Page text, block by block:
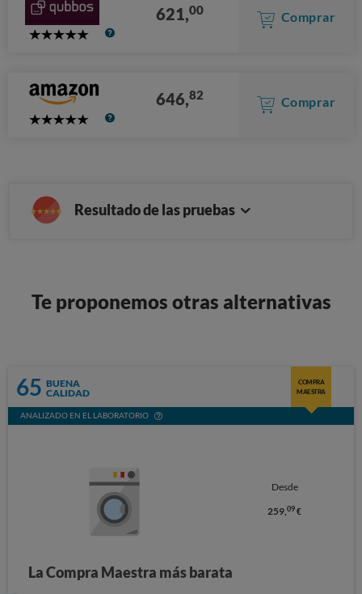
5
621,00 Comprar
5
646,82 Comprar
Resultado de las pruebas
Te proponemos otras alternativas
65 BUENA
CALIDAD
COMPRA
MAESTRA
ANALIZADO EN EL LABORATORIO
Desde
259,09 €
La Compra Maestra más barata